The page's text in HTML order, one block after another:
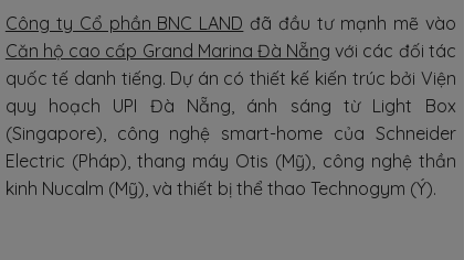
Công ty Cổ phần BNC LAND đã đầu tư mạnh mẽ vào
Căn hộ cao cấp Grand Marina Đà Nẵng với các đối tác
quốc tế danh tiếng. Dự án có thiết kế kiến trúc bởi Viện
quy hoạch UPI Đà Nẵng, ánh sáng từ Light Box
(Singapore), công nghệ smart-home của Schneider
Electric (Pháp), thang máy Otis (Mỹ), công nghệ thần
kinh Nucalm (Mỹ), và thiết bị thể thao Technogym (Ý).